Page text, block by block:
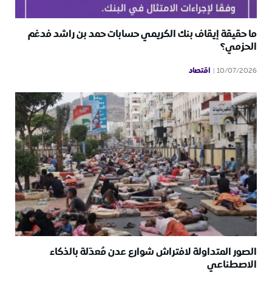
ما حقيقة إيقاف بنك الكريمي حسابات حمد بن راشد فدغم
الحزمي؟
10/07/2026 اقتصاد
الصور المتداولة لافتراش شوارع عدن مُعدّلة بالذكاء
الاصطناعي